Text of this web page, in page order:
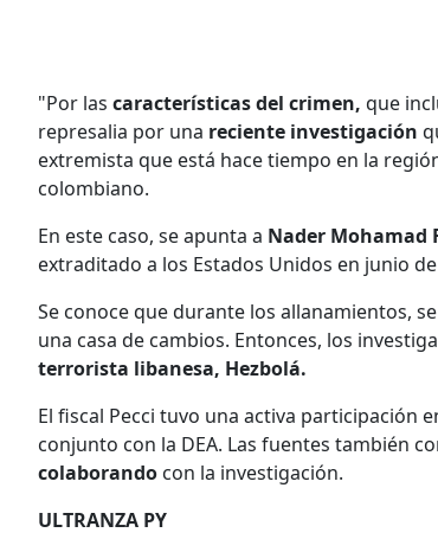
"Por las características del crimen, que
represalia por una reciente investigación
extremista que está hace tiempo en la
colombiano.
En este caso, se apunta a Nader Mohamad
extraditado a los Estados Unidos en junio de
Se conoce que durante los allanamientos,
una casa de cambios. Entonces, los
terrorista libanesa, Hezbolá.
El fiscal Pecci tuvo una activa participación
conjunto con la DEA. Las fuentes también
colaborando con la investigación.
ULTRANZA PY